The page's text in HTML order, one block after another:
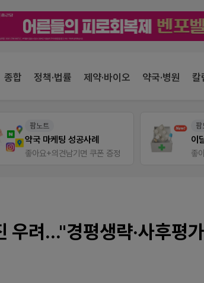
종합 정책·법률 제약·바이오 약국·병원 칼
팜노트
약국 마케팅 성공사례
좋아요+의견남기면 쿠폰 증정
팜
이
좋
우려..."경평생략·사후평가